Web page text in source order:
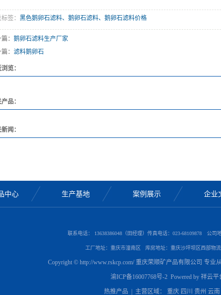
签： 黑色鹅卵石滤料、鹅卵石滤料、鹅卵石滤料价格
： 鹅卵石滤料生产厂家
篇： 滤料鹅卵石
览：
品：
闻：
中心 生产基地 案例展示 企业
联系电话： 13638386048（田经理）传真电话：023-68109878 公司
工厂地址：重庆市潼南区 库房地址：重庆沙坪坝区西部物
Copyright © http://www.rskcp.com/ 重庆荣顺矿产品有限公司 专业
渝ICP备16007768号-2 Powered by 祥云平
热推产品 | 主营区域： 重庆 四川 贵州 云南